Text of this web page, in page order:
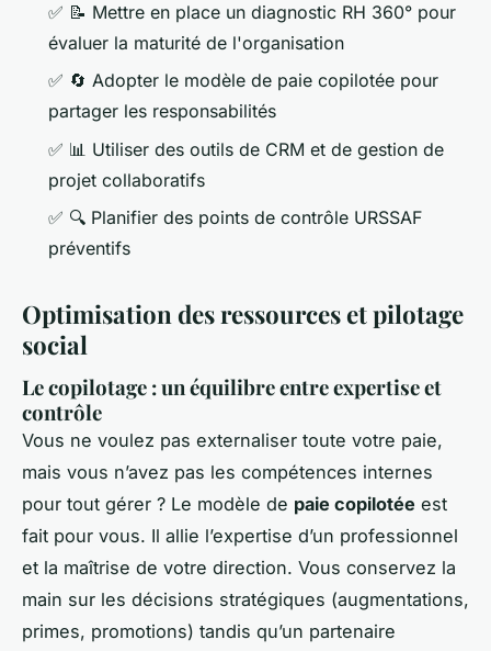
✅ 📝 Mettre en place un diagnostic RH 360° pour
évaluer la maturité de l'organisation
✅ 🔄 Adopter le modèle de paie copilotée pour
partager les responsabilités
✅ 📊 Utiliser des outils de CRM et de gestion de
projet collaboratifs
✅ 🔍 Planifier des points de contrôle URSSAF
préventifs
Optimisation des ressources et pilotage
social
Le copilotage : un équilibre entre expertise et
contrôle
Vous ne voulez pas externaliser toute votre paie,
mais vous n’avez pas les compétences internes
pour tout gérer ? Le modèle de paie copilotée est
fait pour vous. Il allie l’expertise d’un professionnel
et la maîtrise de votre direction. Vous conservez la
main sur les décisions stratégiques (augmentations,
primes, promotions) tandis qu’un partenaire